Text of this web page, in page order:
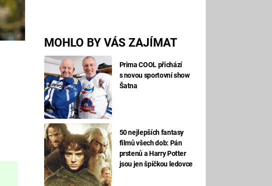
MOHLO BY VÁS ZAJÍMAT
Prima COOL přichází
s novou sportovní show
Šatna
50 nejlepších fantasy
filmů všech dob: Pán
prstenů a Harry Potter
jsou jen špičkou ledovce